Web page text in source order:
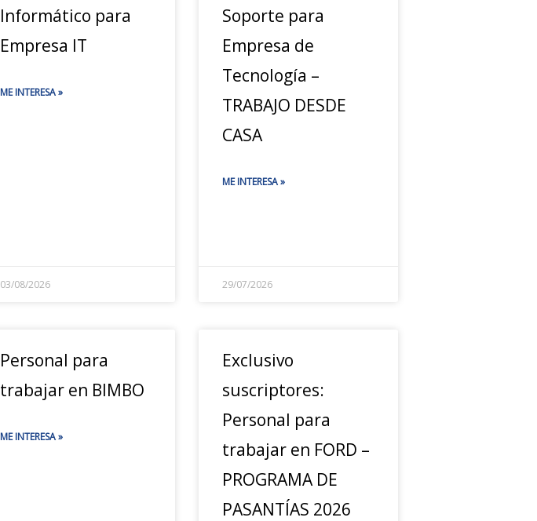
Informático para
Empresa IT
ME INTERESA »
03/08/2026
Soporte para
Empresa de
Tecnología –
TRABAJO DESDE
CASA
ME INTERESA »
29/07/2026
Personal para
trabajar en BIMBO
ME INTERESA »
Exclusivo
suscriptores:
Personal para
trabajar en FORD –
PROGRAMA DE
PASANTÍAS 2026